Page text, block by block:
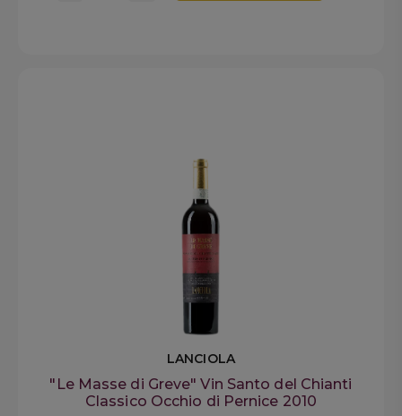
LANCIOLA
"Le Masse di Greve" Vin Santo del Chianti
Classico Occhio di Pernice 2010